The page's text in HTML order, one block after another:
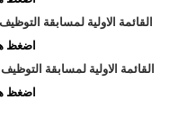
القائمة الاولية لمسابقة
اضغظ
القائمة الاولية لمسابقة
اضغظ